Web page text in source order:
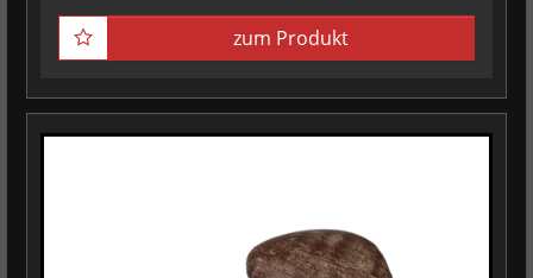
zum Produkt